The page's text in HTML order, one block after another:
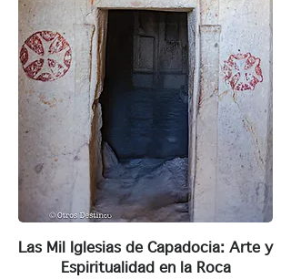
Las Mil Iglesias de Capadocia: Arte y
Espiritualidad en la Roca